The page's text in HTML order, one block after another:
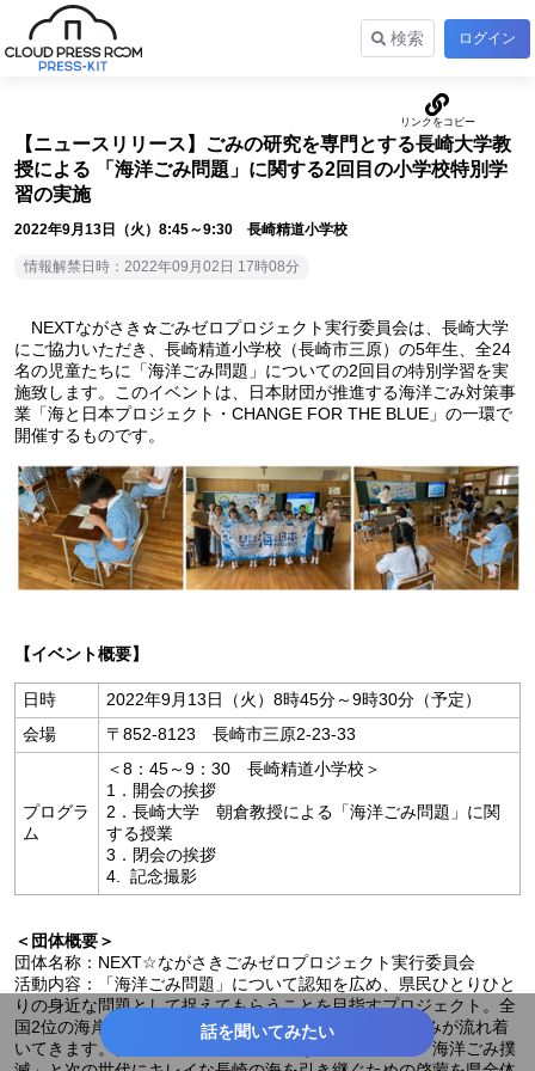
検索 ログイン
【ニュースリリース】ごみの研究を専門とする長崎大学教
授による 「海洋ごみ問題」に関する2回目の小学校特別学
習の実施
2022年9月13日（火）8:45～9:30 長崎精道小学校
情報解禁日時：2022年09月02日 17時08分
NEXTながさき☆ごみゼロプロジェクト実行委員会は、長崎大学
にご協力いただき、長崎精道小学校（長崎市三原）の5年生、全24
名の児童たちに「海洋ごみ問題」についての2回目の特別学習を実
施致します。このイベントは、日本財団が推進する海洋ごみ対策事
業「海と日本プロジェクト・CHANGE FOR THE BLUE」の一環で
開催するものです。
【イベント概要】
日時
2022年9月13日（火）8時45分～9時30分（予定）
会場
〒852-8123 長崎市三原2-23-33
プログラ
ム
＜8：45～9：30 長崎精道小学校＞
1．開会の挨拶
2．長崎大学 朝倉教授による「海洋ごみ問題」に関
する授業
3．閉会の挨拶
4. 記念撮影
＜団体概要＞
団体名称：NEXT☆ながさきごみゼロプロジェクト実行委員会
活動内容：「海洋ごみ問題」について認知を広め、県民ひとりひと
りの身近な問題として捉えてもらうことを目指すプロジェクト。全
国2位の海岸線の長さを誇る長崎県では、様々な海洋ごみが流れ着
いてきます。自治体や地元企業、学校などと連携し、「海洋ごみ撲
話を聞いてみたい